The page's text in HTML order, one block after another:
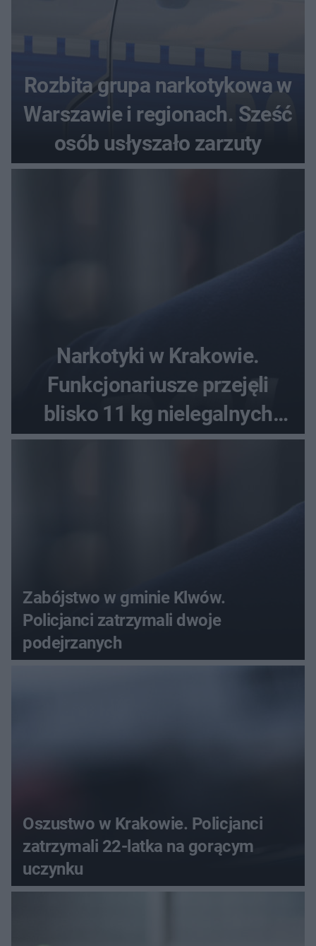
Rozbita grupa narkotykowa w
Warszawie i regionach. Sześć
osób usłyszało zarzuty
Narkotyki w Krakowie.
Funkcjonariusze przejęli
blisko 11 kg nielegalnych
substancji
Zabójstwo w gminie Klwów.
Policjanci zatrzymali dwoje
podejrzanych
Oszustwo w Krakowie. Policjanci
zatrzymali 22-latka na gorącym
uczynku